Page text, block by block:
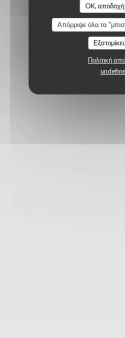
OK,
Απόρριψε όλα τα
Πολιτική